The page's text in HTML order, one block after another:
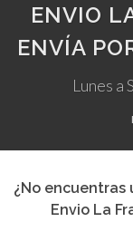
ENVIO
ENVÍA
Lunes a
¿No encuentras
Envio La